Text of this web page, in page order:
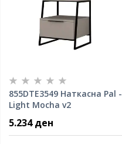
855DTE3549 Наткасна Pal -
Light Mocha v2
5.234 ден